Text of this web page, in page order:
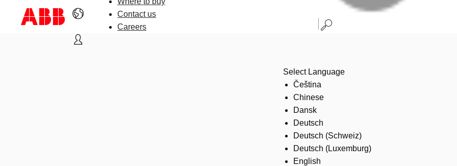
Contact us
Careers
Select Language
Čeština
Chinese
Dansk
Deutsch
Deutsch (Schweiz)
Deutsch (Luxemburg)
English